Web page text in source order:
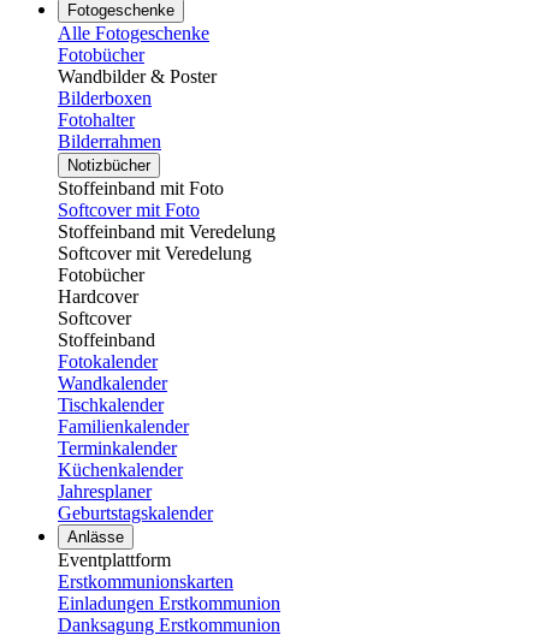
Fotogeschenke
Alle Fotogeschenke
Fotobücher
Wandbilder & Poster
Bilderboxen
Fotohalter
Bilderrahmen
Notizbücher
Stoffeinband mit Foto
Softcover mit Foto
Stoffeinband mit Veredelung
Softcover mit Veredelung
Fotobücher
Hardcover
Softcover
Stoffeinband
Fotokalender
Wandkalender
Tischkalender
Familienkalender
Terminkalender
Küchenkalender
Jahresplaner
Geburtstagskalender
Anlässe
Eventplattform
Erstkommunionskarten
Einladungen Erstkommunion
Danksagung Erstkommunion